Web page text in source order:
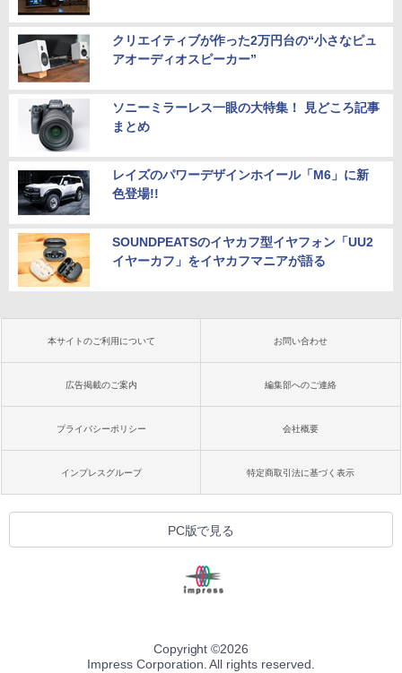
クリエイティブが作った2万円台の“小さなピュ
アオーディオスピーカー”
ソニーミラーレス一眼の大特集！ 見どころ記事
まとめ
レイズのパワーデザインホイール「M6」に新
色登場!!
SOUNDPEATSのイヤカフ型イヤフォン「UU2
イヤーカフ」をイヤカフマニアが語る
本サイトのご利用について お問い合わせ
広告掲載のご案内 編集部へのご連絡
プライバシーポリシー 会社概要
インプレスグループ 特定商取引法に基づく表示
PC版で見る
Copyright ©2026
Impress Corporation. All rights reserved.